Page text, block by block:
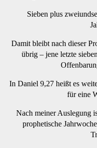
Sieben plus
Damit bleibt nach dieser
übrig – jene letzte
In Daniel 9,27 heißt es
für eine
Nach meiner Auslegung
prophetische